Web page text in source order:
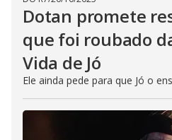
Dotan promete
que foi roubado
Vida de Jó
Ele ainda pede para que Jó o